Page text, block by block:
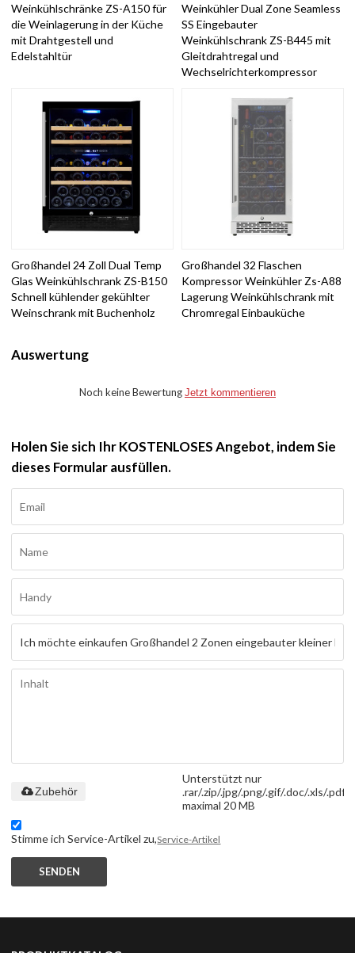
Weinkühlschränke ZS-A150 für
die Weinlagerung in der Küche
mit Drahtgestell und
Edelstahltür
Weinkühler Dual Zone Seamless
SS Eingebauter
Weinkühlschrank ZS-B445 mit
Gleitdrahtregal und
Wechselrichterkompressor
Großhandel 24 Zoll Dual Temp
Glas Weinkühlschrank ZS-B150
Schnell kühlender gekühlter
Weinschrank mit Buchenholz
Großhandel 32 Flaschen
Kompressor Weinkühler Zs-A88
Lagerung Weinkühlschrank mit
Chromregal Einbauküche
Auswertung
Noch keine Bewertung Jetzt kommentieren
Holen Sie sich Ihr KOSTENLOSES Angebot, indem Sie
dieses Formular ausfüllen.
Unterstützt nur
.rar/.zip/.jpg/.png/.gif/.doc/.xls/.pdf,
maximal 20 MB
Zubehör
Stimme ich Service-Artikel zu,Service-Artikel
SENDEN